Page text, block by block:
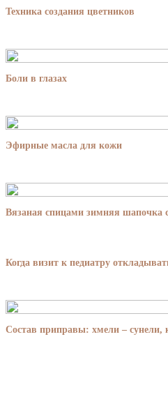
Техника создания цветников
Боли в глазах
Эфирные масла для кожи
Вязаная спицами зимняя шапочка
Когда визит к педиатру
Состав приправы: хмели – сунели,